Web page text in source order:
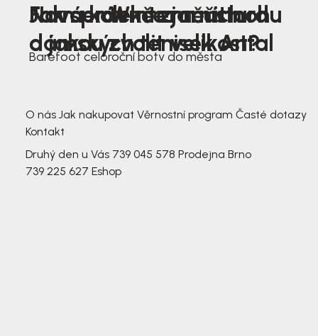
Nová kolekce jarních
dámských tenisek Antal
Jak správně změřit nohu
a jakou zvolit velikost?
Farmer Winter mustard
Barefoot celoroční boty do města
O nás Jak nakupovat Věrnostní program Časté dotazy
Kontakt
Druhý den u Vás 739 045 578 Prodejna Brno
739 225 627 Eshop